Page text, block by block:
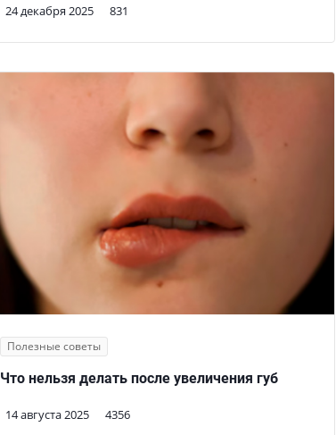
24 декабря 2025 831
Полезные советы
14 августа 2025 4356
Что нельзя делать после увеличения губ